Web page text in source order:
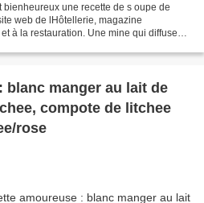
bienheureux une recette de s oupe de
web de lHôtellerie, magazine
à la restauration. Une mine qui diffuse
blanc manger au lait de
compote de litchee
rose